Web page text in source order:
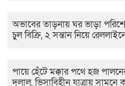
অভাবের তাড়নায় ঘর ভাড়া
চুল বিক্রি, ২ সন্তান নিয়ে
পায়ে হেঁটে মক্কার পথে হজ
দুলাল, ভিসাবিহীন যাত্রায়